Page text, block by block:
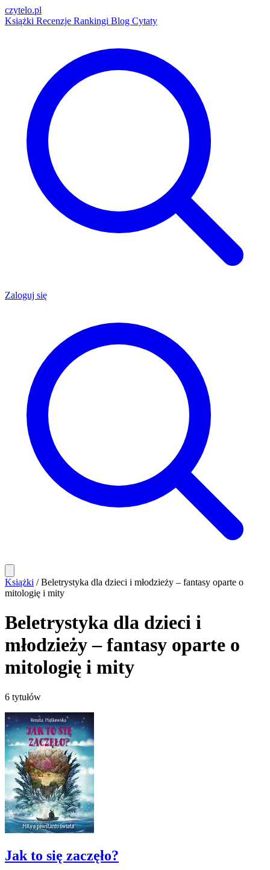
czytelo.pl
Książki Recenzje Rankingi Blog Cytaty
Zaloguj się
Książki / Beletrystyka dla dzieci i młodzieży – fantasy oparte o
mitologię i mity
Beletrystyka dla dzieci i
młodzieży – fantasy oparte o
mitologię i mity
6 tytułów
Jak to się zaczęło?